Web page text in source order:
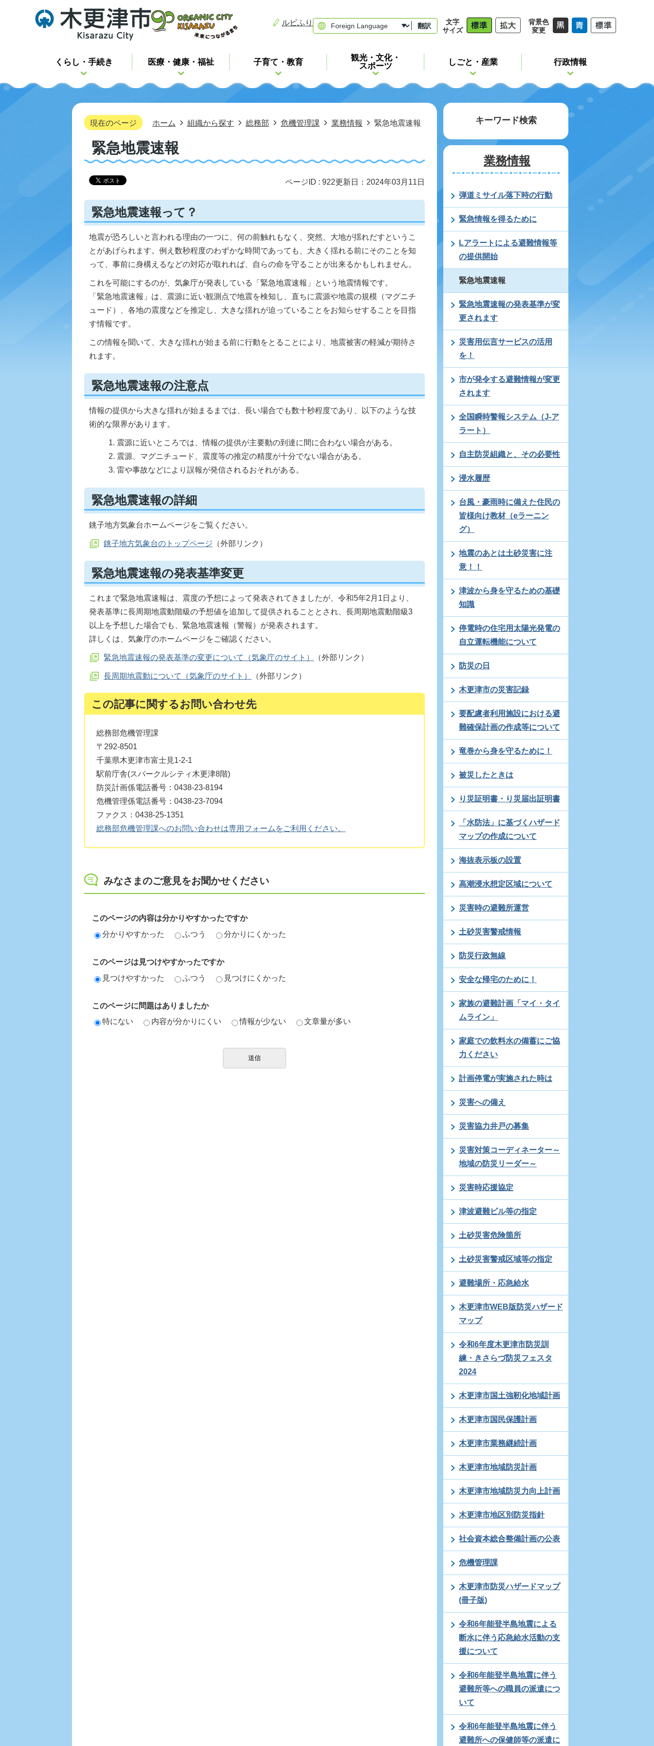
ルビふり 翻訳
文字
サイズ
背景色
変更
くらし・手続き 医療・健康・福祉 子育て・教育
観光・文化・
スポーツ
しごと・産業 行政情報
現在のページ ホーム 組織から探す 総務部 危機管理課 業務情報 緊急地震速報
緊急地震速報
ページID : 922更新日：2024年03月11日
緊急地震速報って？
地震が恐ろしいと言われる理由の一つに、何の前触れもなく、突然、大地が揺れだすというこ
とがあげられます。例え数秒程度のわずかな時間であっても、大きく揺れる前にそのことを知
って、事前に身構えるなどの対応が取れれば、自らの命を守ることが出来るかもしれません。
これを可能にするのが、気象庁が発表している「緊急地震速報」という地震情報です。
「緊急地震速報」は、震源に近い観測点で地震を検知し、直ちに震源や地震の規模（マグニチ
ュード）、各地の震度などを推定し、大きな揺れが迫っていることをお知らせすることを目指
す情報です。
この情報を聞いて、大きな揺れが始まる前に行動をとることにより、地震被害の軽減が期待さ
れます。
緊急地震速報の注意点
情報の提供から大きな揺れが始まるまでは、長い場合でも数十秒程度であり、以下のような技
術的な限界があります。
震源に近いところでは、情報の提供が主要動の到達に間に合わない場合がある。
震源、マグニチュード、震度等の推定の精度が十分でない場合がある。
雷や事故などにより誤報が発信されるおそれがある。
緊急地震速報の詳細
銚子地方気象台ホームページをご覧ください。
銚子地方気象台のトップページ （外部リンク）
緊急地震速報の発表基準変更
これまで緊急地震速報は、震度の予想によって発表されてきましたが、令和5年2月1日より、
発表基準に長周期地震動階級の予想値を追加して提供されることとされ、長周期地震動階級3
以上を予想した場合でも、緊急地震速報（警報）が発表されます。
詳しくは、気象庁のホームページをご確認ください。
緊急地震速報の発表基準の変更について（気象庁のサイト） （外部リンク）
長周期地震動について（気象庁のサイト） （外部リンク）
この記事に関するお問い合わせ先
総務部危機管理課
〒292-8501
千葉県木更津市富士見1-2-1
駅前庁舎(スパークルシティ木更津8階)
防災計画係電話番号：0438-23-8194
危機管理係電話番号：0438-23-7094
ファクス：0438-25-1351
総務部危機管理課へのお問い合わせは専用フォームをご利用ください。
みなさまのご意見をお聞かせください
このページの内容は分かりやすかったですか
分かりやすかった
ふつう 分かりにくかった
このページは見つけやすかったですか
見つけやすかった
ふつう 見つけにくかった
このページに問題はありましたか
特にない
内容が分かりにくい 情報が少ない 文章量が多い
キーワード検索
業務情報
弾道ミサイル落下時の行動
緊急情報を得るために
Lアラートによる避難情報等
の提供開始
緊急地震速報
緊急地震速報の発表基準が変
更されます
災害用伝言サービスの活用
を！
市が発令する避難情報が変更
されます
全国瞬時警報システム（J-ア
ラート）
自主防災組織と、その必要性
浸水履歴
台風・豪雨時に備えた住民の
皆様向け教材（eラーニン
グ）
地震のあとは土砂災害に注
意！！
津波から身を守るための基礎
知識
停電時の住宅用太陽光発電の
自立運転機能について
防災の日
木更津市の災害記録
要配慮者利用施設における避
難確保計画の作成等について
竜巻から身を守るために！
被災したときは
り災証明書・り災届出証明書
「水防法」に基づくハザード
マップの作成について
海抜表示板の設置
高潮浸水想定区域について
災害時の避難所運営
土砂災害警戒情報
防災行政無線
安全な帰宅のために！
家族の避難計画「マイ・タイ
ムライン」
家庭での飲料水の備蓄にご協
力ください
計画停電が実施された時は
災害への備え
災害協力井戸の募集
災害対策コーディネーター～
地域の防災リーダー～
災害時応援協定
津波避難ビル等の指定
土砂災害危険箇所
土砂災害警戒区域等の指定
避難場所・応急給水
木更津市WEB版防災ハザード
マップ
令和6年度木更津市防災訓
練・きさらづ防災フェスタ
2024
木更津市国土強靭化地域計画
木更津市国民保護計画
木更津市業務継続計画
木更津市地域防災計画
木更津市地域防災力向上計画
木更津市地区別防災指針
社会資本総合整備計画の公表
危機管理課
木更津市防災ハザードマップ
(冊子版)
令和6年能登半島地震による
断水に伴う応急給水活動の支
援について
令和6年能登半島地震に伴う
避難所等への職員の派遣につ
いて
令和6年能登半島地震に伴う
避難所への保健師等の派遣に